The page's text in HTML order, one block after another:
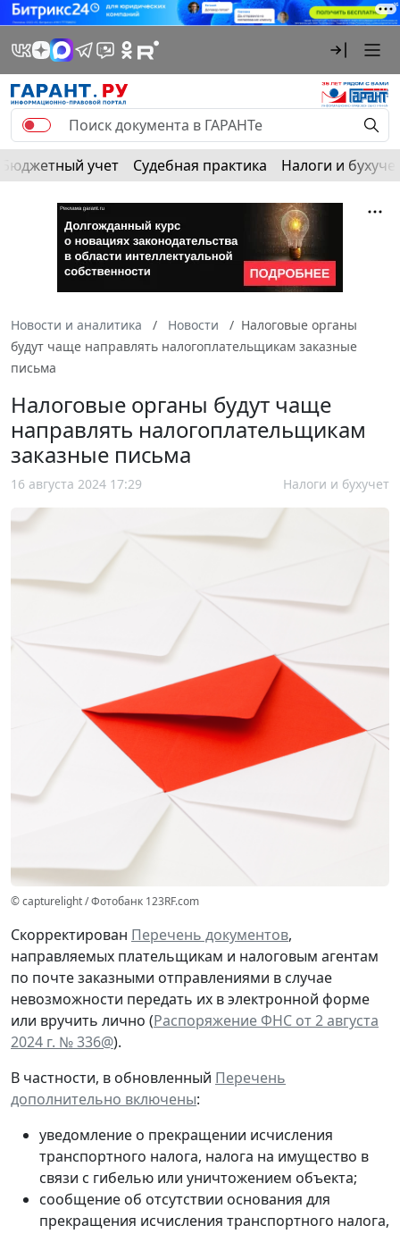
Бюджетный учет Судебная практика Налоги и
Новости и аналитика Новости
Налоговые органы
будут чаще направлять налогоплательщикам заказные
письма
Налоговые органы будут чаще
направлять налогоплательщикам
заказные письма
16 августа 2024 17:29 Налоги и бухучет
© capturelight / Фотобанк 123RF.com
Скорректирован Перечень документов,
направляемых плательщикам и налоговым агентам
по почте заказными отправлениями в случае
невозможности передать их в электронной форме
или вручить лично (Распоряжение ФНС от 2 августа
2024 г. № 336@).
В частности, в обновленный Перечень
дополнительно включены:
уведомление о прекращении исчисления
транспортного налога, налога на имущество в
связи с гибелью или уничтожением объекта;
сообщение об отсутствии основания для
прекращения исчисления транспортного налога,